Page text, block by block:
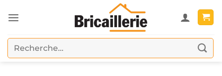
au
Recherche
pour :